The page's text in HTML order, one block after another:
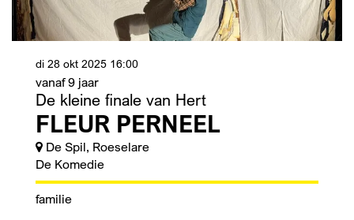
De kleine finale van Hert
FLEUR PERNEEL
vanaf 9 jaar
di 28 okt 2025 16:00
De Spil, Roeselare
De Komedie
familie